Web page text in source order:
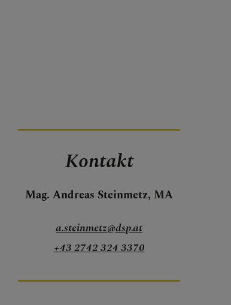
Kontakt
Mag. Andreas Steinmetz, MA
a.steinmetz@dsp.at
+43 2742 324 3370